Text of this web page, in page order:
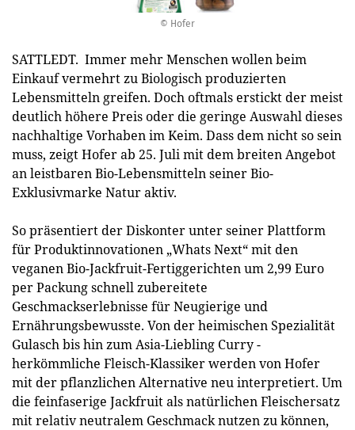
© Hofer
SATTLEDT. Immer mehr Menschen wollen beim
Einkauf vermehrt zu Biologisch produzierten
Lebensmitteln greifen. Doch oftmals erstickt der meist
deutlich höhere Preis oder die geringe Auswahl dieses
nachhaltige Vorhaben im Keim. Dass dem nicht so sein
muss, zeigt Hofer ab 25. Juli mit dem breiten Angebot
an leistbaren Bio-Lebensmitteln seiner Bio-
Exklusivmarke Natur aktiv.
So präsentiert der Diskonter unter seiner Plattform
für Produktinnovationen „Whats Next“ mit den
veganen Bio-Jackfruit-Fertiggerichten um 2,99 Euro
per Packung schnell zubereitete
Geschmackserlebnisse für Neugierige und
Ernährungsbewusste. Von der heimischen Spezialität
Gulasch bis hin zum Asia-Liebling Curry -
herkömmliche Fleisch-Klassiker werden von Hofer
mit der pflanzlichen Alternative neu interpretiert. Um
die feinfaserige Jackfruit als natürlichen Fleischersatz
mit relativ neutralem Geschmack nutzen zu können,